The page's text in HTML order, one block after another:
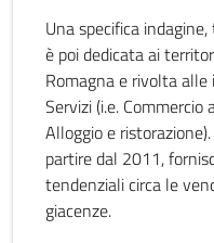
Una specifica
è poi dedicata ai
Romagna e rivolta
Servizi (i.e. Commercio
Alloggio e
partire dal 2011,
tendenziali circa le
giacenze.